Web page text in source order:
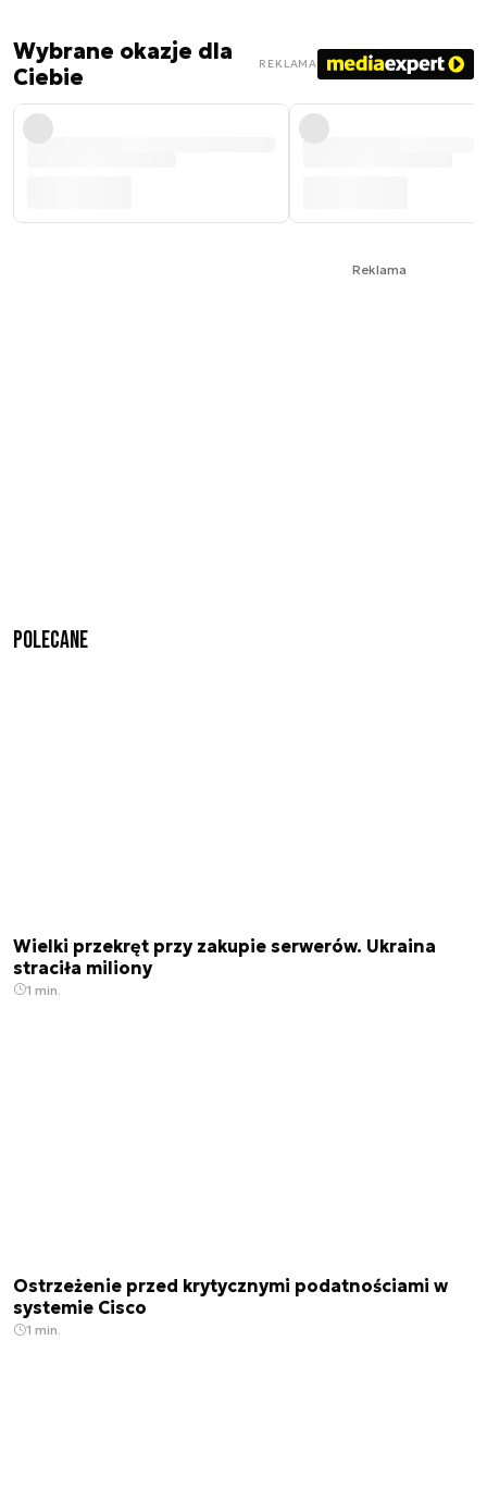
Wybrane okazje dla
Ciebie
REKLAMA
Reklama
Polecane
Wielki przekręt przy zakupie serwerów. Ukraina
straciła miliony
1 min.
Ostrzeżenie przed krytycznymi podatnościami w
systemie Cisco
1 min.